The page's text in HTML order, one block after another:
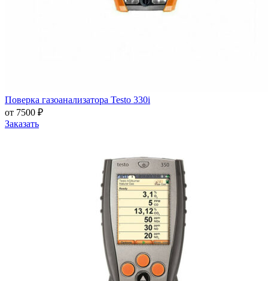
Поверка газоанализатора Testo 330i
от 7500 ₽
Заказать